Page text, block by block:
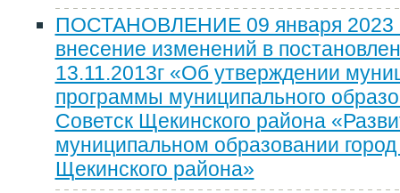
ПОСТАНОВЛЕНИЕ 09 января 2023
внесение изменений в
13.11.2013г «Об утверждении
программы муниципального
Советск Щекинского района
муниципальном образовании
Щекинского района»